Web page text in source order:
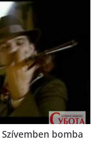
bomba